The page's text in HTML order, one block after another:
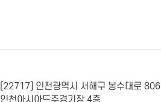
[22717] 인천광역시 서해구 봉수대로 806
인천아시아드주경기장 4층